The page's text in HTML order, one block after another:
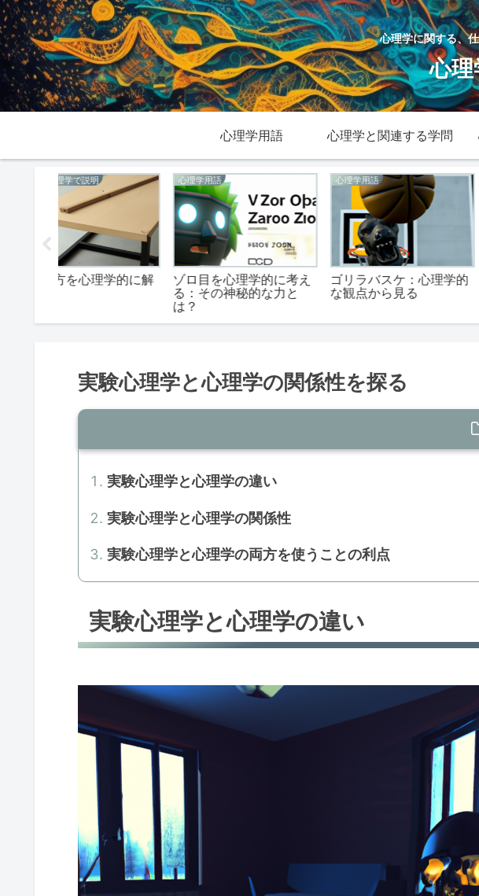
心理学に関する、
心理
心理学用語 心理学と関連する学問
心理学用語
ゾロ目を心理学的に考え
る：その神秘的な力と
心理学用語
ゴリラバスケ：心理学的
な観点から見る
心理学用語
魅力を心理学的
る：人間関係を
実験心理学と心理学の関係性を探る
実験心理学と心理学の違い
実験心理学と心理学の関係性
実験心理学と心理学の両方を使うことの利点
実験心理学と心理学の違い